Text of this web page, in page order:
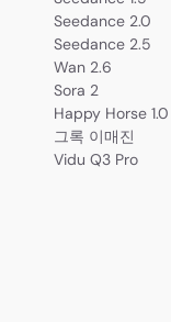
Seedance 2.0
Seedance 2.5
Wan 2.6
Sora 2
Happy Horse 1.0
그록 이매진
Vidu Q3 Pro